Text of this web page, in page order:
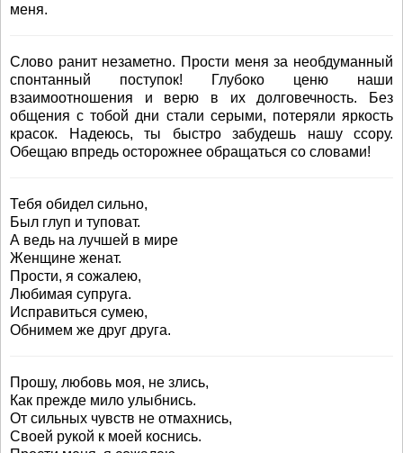
меня.
Слово ранит незаметно. Прости меня за необдуманный
спонтанный поступок! Глубоко ценю наши
взаимоотношения и верю в их долговечность. Без
общения с тобой дни стали серыми, потеряли яркость
красок. Надеюсь, ты быстро забудешь нашу ссору.
Обещаю впредь осторожнее обращаться со словами!
Тебя обидел сильно,
Был глуп и туповат.
А ведь на лучшей в мире
Женщине женат.
Прости, я сожалею,
Любимая супруга.
Исправиться сумею,
Обнимем же друг друга.
Прошу, любовь моя, не злись,
Как прежде мило улыбнись.
От сильных чувств не отмахнись,
Своей рукой к моей коснись.